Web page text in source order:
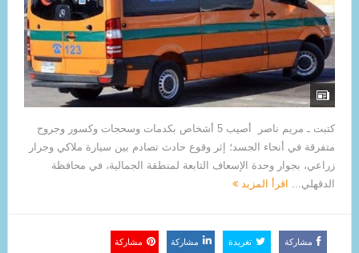
كتبت ـ مريم ناصر أصيب 5 أشخاص بكدمات وسحجات وكسور وجروح
متفرقة في أنحاء الجسد؛ إثر وقوع حادث تصادم بين سيارة ملاكي وجرار
زراعي، بجوار وحدة الإسعاف التابعة لمنطقة الجمالية، في محافظة
الدقهلي...
اقرأ المزيد
مشاركة تغريدة مشاركة مشاركة